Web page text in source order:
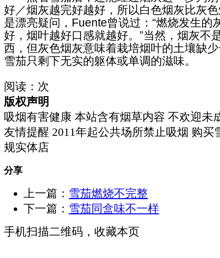
好／烟灰越完好越好，所以白色烟灰比灰
是漂亮疑问，Fuente曾说过：“燃烧发生的
好，烟叶越好口感就越好。”当然，烟灰不
西，但灰色烟灰意味着栽培烟叶的土壤缺
雪茄只剩下无实的躯体或单调的滋味。
阅读： 次
版权声明
吸烟有害健康 本站含有烟草内容 不欢迎未
友情提醒 2011年起公共场所禁止吸烟 购买
规实体店
分享
上一篇： 雪茄燃烧不完整
下一篇： 雪茄同盒味不一样
手机扫描二维码，收藏本页